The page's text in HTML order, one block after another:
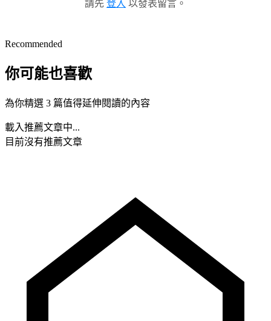
請先 登入 以發表留言。
Recommended
你可能也喜歡
為你精選 3 篇值得延伸閱讀的內容
載入推薦文章中...
目前沒有推薦文章